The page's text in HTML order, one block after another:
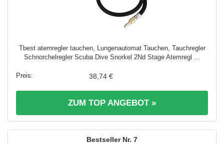
Tbest atemregler tauchen, Lungenautomat Tauchen, Tauchregler
Schnorchelregler Scuba Dive Snorkel 2Nd Stage Atemregl ...
38,74 €
ZUM TOP ANGEBOT »
7